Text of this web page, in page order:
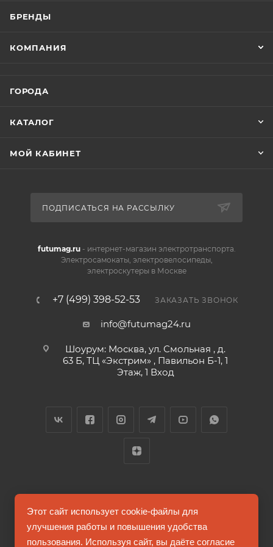
БРЕНДЫ
КОМПАНИЯ
ГОРОДА
КАТАЛОГ
МОЙ КАБИНЕТ
ПОДПИСАТЬСЯ НА РАССЫЛКУ
futumag.ru- интернет-магазин электротранспорта.
Электросамокаты, электровелосипеды,
электроскутеры в Москве
+7 (499) 398-52-53 ЗАКАЗАТЬ ЗВОНОК
info@futumag24.ru
Шоурум: Москва, ул. Смольная , д.
63 Б, ТЦ «Экстрим» , Павильон Б-1, 1
Этаж, 1 Вход
2026 © FUTUMAG.RU
Этот сайт использует cookie-файлы для
улучшения работы и повышения удобства
пользования. Используя сайт, вы даёте согласие